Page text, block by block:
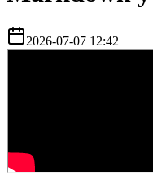
2026-07-07 12:42